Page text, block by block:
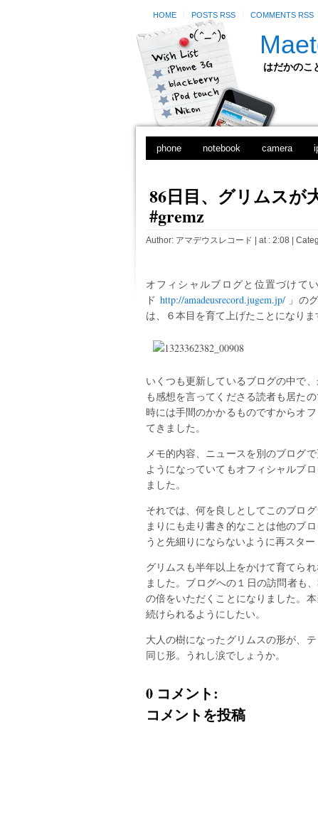
HOME POSTS RSS COMMENTS RSS
はだかの
phone notebook camera
86日目、グリムスが
#gremz
Author: アマデウスレコード | at : 2:08 |
オフィシャルブログと位置づけて
ド http://amadeusrecord.jugem.jp/」の
は、６本目を育て上げたことになりま
いくつも更新しているブログの中で
も感想を言ってくださる読者も居た
時には手間のかかるものですからオ
てきました。
メモ的内容、ニュースを別のブログ
ようになっていてもオフィシャルブ
ました。
それでは、何を良しとしてこのブロ
まりにも走り書き的なことは他のブ
うと先細りにならないように再スター
グリムスも半年以上をかけて育てら
ました。ブログへの１日の訪問者も
の倍をいただくことになりました。
続けられるようにしたい。
大人の樹になったグリムスの形が、
同じ形。うれし涙でしょうか。
0 コメント:
コメントを投稿